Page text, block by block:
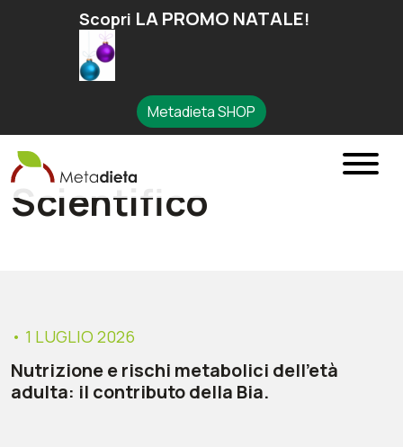
Scopri LA PROMO NATALE!
Metadieta SHOP
Scientifico
• 1 LUGLIO 2026
Nutrizione e rischi metabolici dell’età
adulta: il contributo della Bia.